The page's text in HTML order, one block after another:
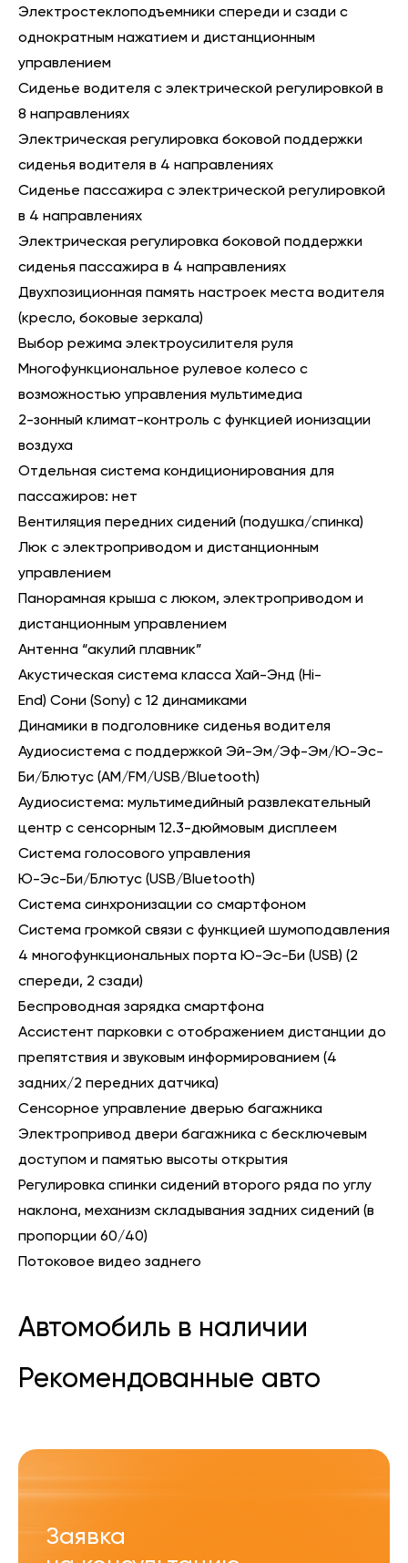
Электростеклоподъемники спереди и сзади с
однократным нажатием и дистанционным
управлением
Сиденье водителя с электрической регулировкой в
8 направлениях
Электрическая регулировка боковой поддержки
сиденья водителя в 4 направлениях
Сиденье пассажира с электрической регулировкой
в 4 направлениях
Электрическая регулировка боковой поддержки
сиденья пассажира в 4 направлениях
Двухпозиционная память настроек места водителя
(кресло, боковые зеркала)
Выбор режима электроусилителя руля
Многофункциональное рулевое колесо с
возможностью управления мультимедиа
2-зонный климат-контроль с функцией ионизации
воздуха
Отдельная система кондиционирования для
пассажиров: нет
Вентиляция передних сидений (подушка/спинка)
Люк с электроприводом и дистанционным
управлением
Панорамная крыша с люком, электроприводом и
дистанционным управлением
Антенна “акулий плавник”
Акустическая система класса Хай-Энд (Hi-
End) Сони (Sony) с 12 динамиками
Динамики в подголовнике сиденья водителя
Аудиосистема с поддержкой Эй-Эм/Эф-Эм/Ю-Эс-
Би/Блютус (AM/FM/USB/Bluetooth)
Аудиосистема: мультимедийный развлекательный
центр с сенсорным 12.3-дюймовым дисплеем
Система голосового управления
Ю-Эс-Би/Блютус (USB/Bluetooth)
Система синхронизации со смартфоном
Система громкой связи с функцией шумоподавления
4 многофункциональных порта Ю-Эс-Би (USB) (2
спереди, 2 сзади)
Беспроводная зарядка смартфона
Ассистент парковки с отображением дистанции до
препятствия и звуковым информированием (4
задних/2 передних датчика)
Сенсорное управление дверью багажника
Электропривод двери багажника с бесключевым
доступом и памятью высоты открытия
Регулировка спинки сидений второго ряда по углу
наклона, механизм складывания задних сидений (в
пропорции 60/40)
Потоковое видео заднего
Автомобиль в наличии
Рекомендованные авто
Заявка